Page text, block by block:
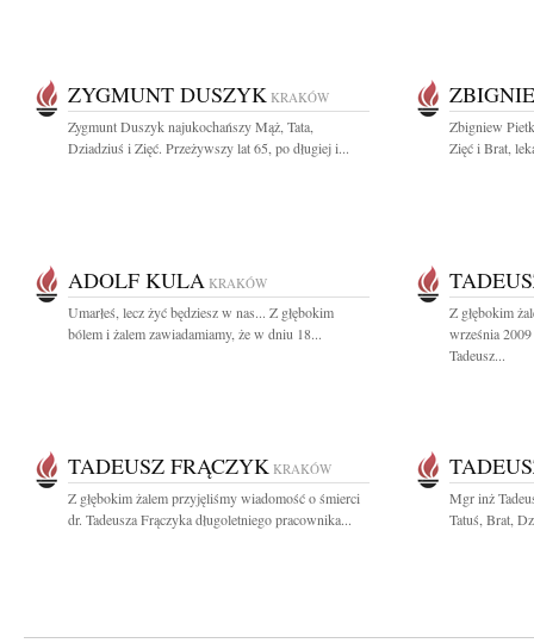
ZYGMUNT DUSZYK KRAKÓW
Zygmunt Duszyk najukochańszy Mąż, Tata,
Dziadziuś i Zięć. Przeżywszy lat 65, po długiej i...
Zbigniew
Zięć i Brat,
ADOLF KULA KRAKÓW
Umarłeś, lecz żyć będziesz w nas... Z głębokim
bólem i żalem zawiadamiamy, że w dniu 18...
Z głębokim
września
Tadeusz...
TADEUSZ FRĄCZYK KRAKÓW
Z głębokim żalem przyjęliśmy wiadomość o śmierci
dr. Tadeusza Frączyka długoletniego pracownika...
Mgr inż
Tatuś, Brat,